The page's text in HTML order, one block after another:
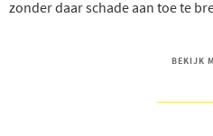
zonder daar schade aan toe te
BEKIJK